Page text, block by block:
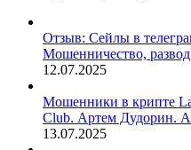
Отзыв: Сейлы в
Мошенничество, развод
12.07.2025
Мошенники в крипте
Club. Артем Дудорин.
13.07.2025